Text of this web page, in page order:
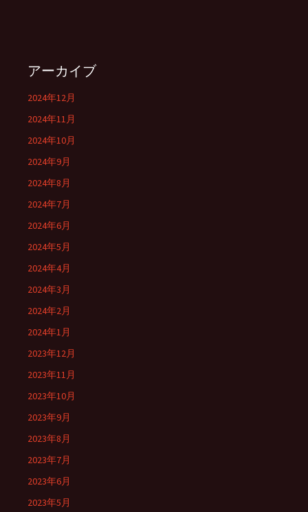
アーカイブ
2024年12月
2024年11月
2024年10月
2024年9月
2024年8月
2024年7月
2024年6月
2024年5月
2024年4月
2024年3月
2024年2月
2024年1月
2023年12月
2023年11月
2023年10月
2023年9月
2023年8月
2023年7月
2023年6月
2023年5月